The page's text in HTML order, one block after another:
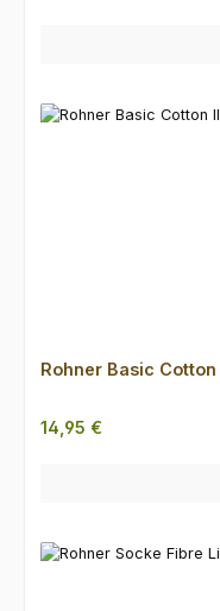
Rohner Basic
Regulärer Preis:
14,95 €